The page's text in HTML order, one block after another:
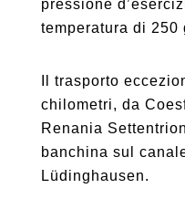
pressione
temperatura di 250
Il trasporto
chilometri, da
Renania
banchina sul
Lüdinghausen.